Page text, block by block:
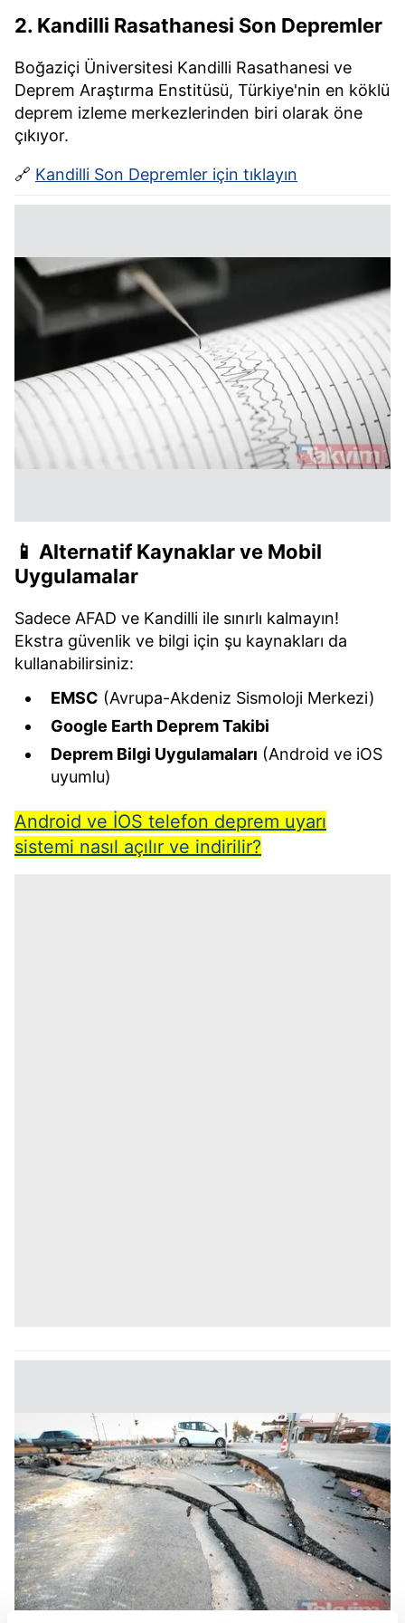
2. Kandilli Rasathanesi Son Depremler
Boğaziçi Üniversitesi Kandilli Rasathanesi ve
Deprem Araştırma Enstitüsü, Türkiye'nin en köklü
deprem izleme merkezlerinden biri olarak öne
çıkıyor.
🔗 Kandilli Son Depremler için tıklayın
📱 Alternatif Kaynaklar ve Mobil
Uygulamalar
Sadece AFAD ve Kandilli ile sınırlı kalmayın!
Ekstra güvenlik ve bilgi için şu kaynakları da
kullanabilirsiniz:
EMSC (Avrupa-Akdeniz Sismoloji Merkezi)
Google Earth Deprem Takibi
Deprem Bilgi Uygulamaları (Android ve iOS
uyumlu)
Android ve İOS telefon deprem uyarı
sistemi nasıl açılır ve indirilir?